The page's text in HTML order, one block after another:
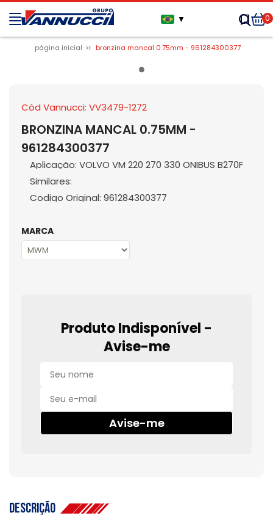
▼ 0
página inicial bronzina mancal 0.75mm - 961284300377
Cód Vannucci: VV3479-1272
BRONZINA MANCAL 0.75MM -
961284300377
Aplicação: VOLVO VM 220 270 330 ONIBUS B270F
Similares:
Codigo Original: 961284300377
MARCA
Produto Indisponível -
Avise-me
Avise-me
Descrição